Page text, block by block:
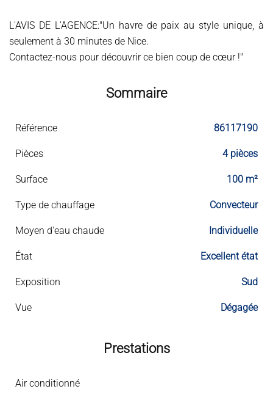
L'AVIS DE L'AGENCE:"Un havre de paix au style unique, à
seulement à 30 minutes de Nice.
Contactez-nous pour découvrir ce bien coup de cœur !"
Sommaire
Référence 86117190
Pièces 4 pièces
Surface 100 m²
Type de chauffage Convecteur
Moyen d'eau chaude Individuelle
État Excellent état
Exposition Sud
Vue Dégagée
Prestations
Air conditionné